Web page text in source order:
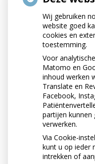
Wij gebruiken
website goed
cookies en
toestemming.
Voor
Matomo en
inhoud werken
Translate en
Facebook,
partijen kunnen
verwerken.
Via Cookie-
kunt u op ieder
intrekken of